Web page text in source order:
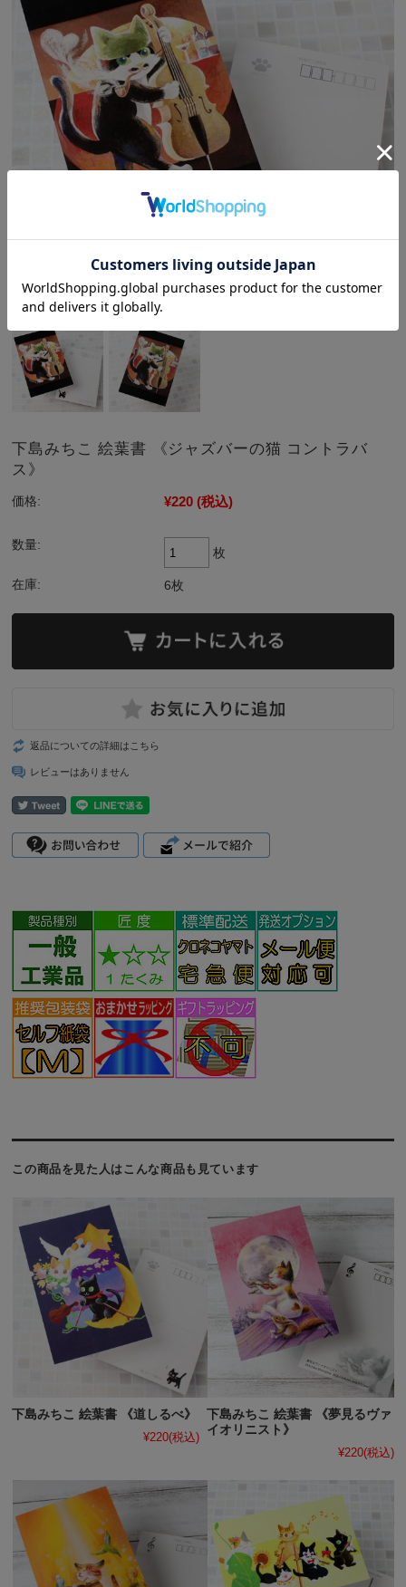
下島みちこ 絵葉書 《ジャズバーの猫 コントラバ
ス》
価格: ¥220 (税込)
数量:
枚
在庫: 6枚
返品についての詳細はこちら
レビューはありません
この商品を見た人はこんな商品も見ています
下島みちこ 絵葉書 《道しるべ》
¥220(税込)
下島みちこ 絵葉書 《夢見るヴァ
イオリニスト》
¥220(税込)